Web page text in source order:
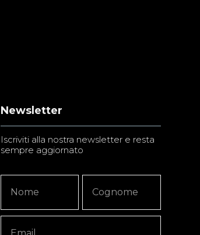
Newsletter
Iscriviti alla nostra newsletter e resta
sempre aggiornato
Signup
Copy